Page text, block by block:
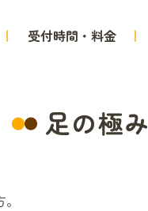
受付時間・料金
足の極み